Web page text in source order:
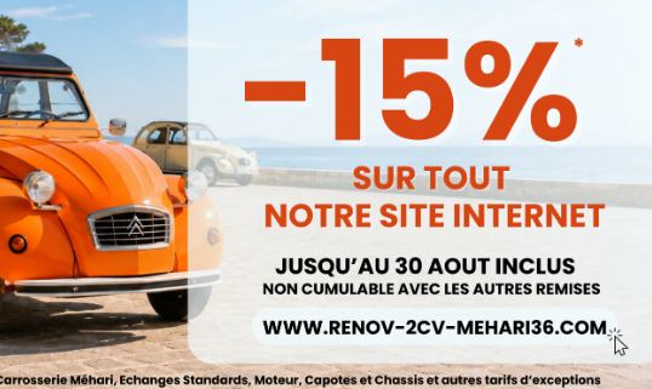
 AJOUTER AU PANIER
En rupture de stock
Partager